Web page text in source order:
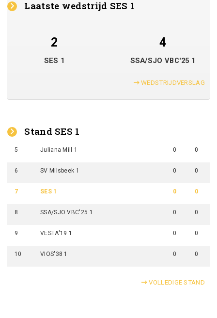
Laatste wedstrijd SES 1
2 4
SES 1 SSA/SJO VBC'25 1
WEDSTRIJDVERSLAG
Stand SES 1
5 Juliana Mill 1 0 0
6 SV Milsbeek 1 0 0
7 SES 1 0 0
8 SSA/SJO VBC'25 1 0 0
9 VESTA'19 1 0 0
10 VIOS'38 1 0 0
VOLLEDIGE STAND